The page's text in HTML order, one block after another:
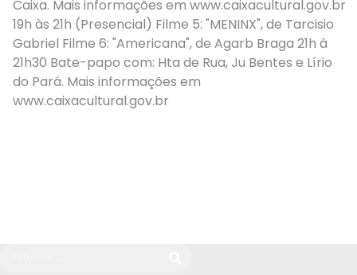
Caixa. Mais informações em www.caixacultural.gov.br
19h às 21h (Presencial) Filme 5: "MENINX", de Tarcisio
Gabriel Filme 6: "Americana", de Agarb Braga 21h à
21h30 Bate-papo com: Hta de Rua, Ju Bentes e Lírio
do Pará. Mais informações em
www.caixacultural.gov.br